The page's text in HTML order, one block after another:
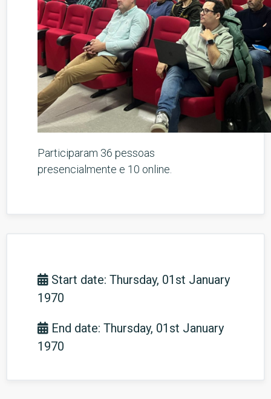
Participaram 36 pessoas
presencialmente e 10 online.
Start date: Thursday, 01st January
1970
End date: Thursday, 01st January
1970